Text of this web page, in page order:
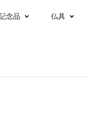
念品 仏具